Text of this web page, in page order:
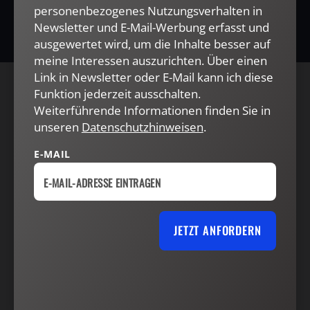
AGB und Widerrufsbelehrung Datenschutz
personenbezogenes Nutzungsverhalten in
Newsletter und E-Mail-Werbung erfasst und
ausgewertet wird, um die Inhalte besser auf
meine Interessen auszurichten. Über einen
Link in Newsletter oder E-Mail kann ich diese
Funktion jederzeit ausschalten.
Weiterführende Informationen finden Sie in
unseren Datenschutzhinweisen.
E-MAIL
JETZT ANFORDERN